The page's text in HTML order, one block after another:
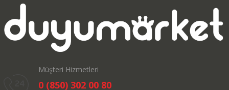
Müşteri Hizmetleri
0 (850) 302 00 80